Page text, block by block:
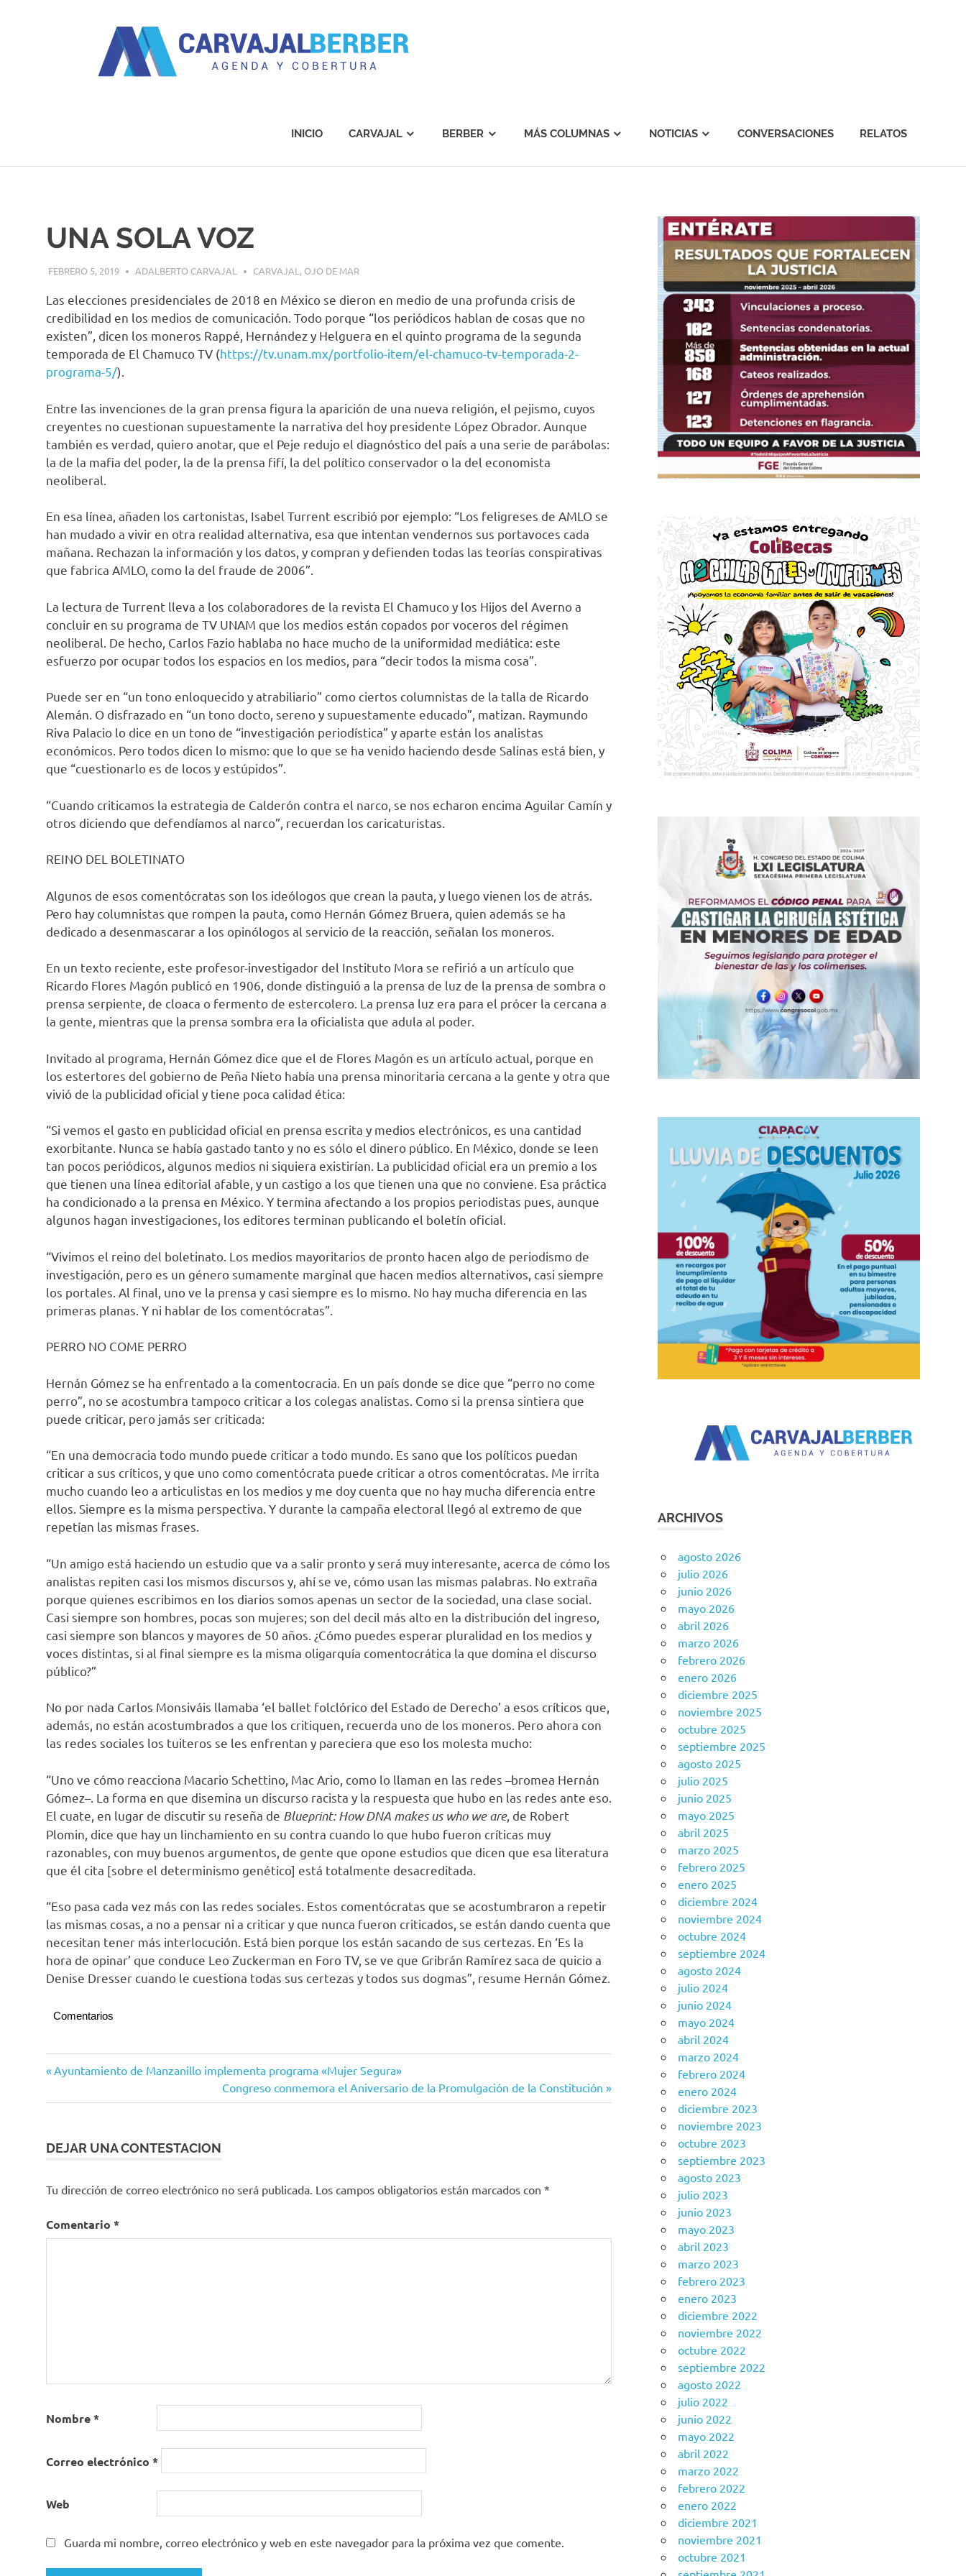
INICIO CARVAJAL BERBER MÁS COLUMNAS NOTICIAS CONVERSACIONES RELATOS
UNA SOLA VOZ
FEBRERO 5, 2019 ADALBERTO CARVAJAL CARVAJAL , OJO DE MAR
Las elecciones presidenciales de 2018 en México se dieron en medio de una profunda crisis de
credibilidad en los medios de comunicación. Todo porque “los periódicos hablan de cosas que no
existen”, dicen los moneros Rappé, Hernández y Helguera en el quinto programa de la segunda
temporada de El Chamuco TV (https://tv.unam.mx/portfolio-item/el-chamuco-tv-temporada-2-
programa-5/).
Entre las invenciones de la gran prensa figura la aparición de una nueva religión, el pejismo, cuyos
creyentes no cuestionan supuestamente la narrativa del hoy presidente López Obrador. Aunque
también es verdad, quiero anotar, que el Peje redujo el diagnóstico del país a una serie de parábolas:
la de la mafia del poder, la de la prensa fifí, la del político conservador o la del economista
neoliberal.
En esa línea, añaden los cartonistas, Isabel Turrent escribió por ejemplo: “Los feligreses de AMLO se
han mudado a vivir en otra realidad alternativa, esa que intentan vendernos sus portavoces cada
mañana. Rechazan la información y los datos, y compran y defienden todas las teorías conspirativas
que fabrica AMLO, como la del fraude de 2006”.
La lectura de Turrent lleva a los colaboradores de la revista El Chamuco y los Hijos del Averno a
concluir en su programa de TV UNAM que los medios están copados por voceros del régimen
neoliberal. De hecho, Carlos Fazio hablaba no hace mucho de la uniformidad mediática: este
esfuerzo por ocupar todos los espacios en los medios, para “decir todos la misma cosa”.
Puede ser en “un tono enloquecido y atrabiliario” como ciertos columnistas de la talla de Ricardo
Alemán. O disfrazado en “un tono docto, sereno y supuestamente educado”, matizan. Raymundo
Riva Palacio lo dice en un tono de “investigación periodística” y aparte están los analistas
económicos. Pero todos dicen lo mismo: que lo que se ha venido haciendo desde Salinas está bien, y
que “cuestionarlo es de locos y estúpidos”.
“Cuando criticamos la estrategia de Calderón contra el narco, se nos echaron encima Aguilar Camín y
otros diciendo que defendíamos al narco”, recuerdan los caricaturistas.
REINO DEL BOLETINATO
Algunos de esos comentócratas son los ideólogos que crean la pauta, y luego vienen los de atrás.
Pero hay columnistas que rompen la pauta, como Hernán Gómez Bruera, quien además se ha
dedicado a desenmascarar a los opinólogos al servicio de la reacción, señalan los moneros.
En un texto reciente, este profesor-investigador del Instituto Mora se refirió a un artículo que
Ricardo Flores Magón publicó en 1906, donde distinguió a la prensa de luz de la prensa de sombra o
prensa serpiente, de cloaca o fermento de estercolero. La prensa luz era para el prócer la cercana a
la gente, mientras que la prensa sombra era la oficialista que adula al poder.
Invitado al programa, Hernán Gómez dice que el de Flores Magón es un artículo actual, porque en
los estertores del gobierno de Peña Nieto había una prensa minoritaria cercana a la gente y otra que
vivió de la publicidad oficial y tiene poca calidad ética:
“Si vemos el gasto en publicidad oficial en prensa escrita y medios electrónicos, es una cantidad
exorbitante. Nunca se había gastado tanto y no es sólo el dinero público. En México, donde se leen
tan pocos periódicos, algunos medios ni siquiera existirían. La publicidad oficial era un premio a los
que tienen una línea editorial afable, y un castigo a los que tienen una que no conviene. Esa práctica
ha condicionado a la prensa en México. Y termina afectando a los propios periodistas pues, aunque
algunos hagan investigaciones, los editores terminan publicando el boletín oficial.
“Vivimos el reino del boletinato. Los medios mayoritarios de pronto hacen algo de periodismo de
investigación, pero es un género sumamente marginal que hacen medios alternativos, casi siempre
los portales. Al final, uno ve la prensa y casi siempre es lo mismo. No hay mucha diferencia en las
primeras planas. Y ni hablar de los comentócratas”.
PERRO NO COME PERRO
Hernán Gómez se ha enfrentado a la comentocracia. En un país donde se dice que “perro no come
perro”, no se acostumbra tampoco criticar a los colegas analistas. Como si la prensa sintiera que
puede criticar, pero jamás ser criticada:
“En una democracia todo mundo puede criticar a todo mundo. Es sano que los políticos puedan
criticar a sus críticos, y que uno como comentócrata puede criticar a otros comentócratas. Me irrita
mucho cuando leo a articulistas en los medios y me doy cuenta que no hay mucha diferencia entre
ellos. Siempre es la misma perspectiva. Y durante la campaña electoral llegó al extremo de que
repetían las mismas frases.
“Un amigo está haciendo un estudio que va a salir pronto y será muy interesante, acerca de cómo los
analistas repiten casi los mismos discursos y, ahí se ve, cómo usan las mismas palabras. No extraña
porque quienes escribimos en los diarios somos apenas un sector de la sociedad, una clase social.
Casi siempre son hombres, pocas son mujeres; son del decil más alto en la distribución del ingreso,
casi siempre son blancos y mayores de 50 años. ¿Cómo puedes esperar pluralidad en los medios y
voces distintas, si al final siempre es la misma oligarquía comentocrática la que domina el discurso
público?”
No por nada Carlos Monsiváis llamaba ‘el ballet folclórico del Estado de Derecho’ a esos críticos que,
además, no están acostumbrados a que los critiquen, recuerda uno de los moneros. Pero ahora con
las redes sociales los tuiteros se les enfrentan y pareciera que eso los molesta mucho:
“Uno ve cómo reacciona Macario Schettino, Mac Ario, como lo llaman en las redes –bromea Hernán
Gómez–. La forma en que disemina un discurso racista y la respuesta que hubo en las redes ante eso.
El cuate, en lugar de discutir su reseña de Blueprint: How DNA makes us who we are, de Robert
Plomin, dice que hay un linchamiento en su contra cuando lo que hubo fueron críticas muy
razonables, con muy buenos argumentos, de gente que opone estudios que dicen que esa literatura
que él cita [sobre el determinismo genético] está totalmente desacreditada.
“Eso pasa cada vez más con las redes sociales. Estos comentócratas que se acostumbraron a repetir
las mismas cosas, a no a pensar ni a criticar y que nunca fueron criticados, se están dando cuenta que
necesitan tener más interlocución. Está bien porque los están sacando de sus certezas. En ‘Es la
hora de opinar’ que conduce Leo Zuckerman en Foro TV, se ve que Gribrán Ramírez saca de quicio a
Denise Dresser cuando le cuestiona todas sus certezas y todos sus dogmas”, resume Hernán Gómez.
Comentarios
de
Navegación
de
Entrada
Ayuntamiento de Manzanillo implementa programa «Mujer Segura»
Siguiente
entrada:
Congreso conmemora el Aniversario de la Promulgación de la Constitución
DEJAR UNA CONTESTACION
Tu dirección de correo electrónico no será publicada. Los campos obligatorios están marcados con *
Comentario *
Nombre*
Correo electrónico *
Web
Guarda mi nombre, correo electrónico y web en este navegador para la próxima vez que comente.
ARCHIVOS
agosto 2026
julio 2026
junio 2026
mayo 2026
abril 2026
marzo 2026
febrero 2026
enero 2026
diciembre 2025
noviembre 2025
octubre 2025
septiembre 2025
agosto 2025
julio 2025
junio 2025
mayo 2025
abril 2025
marzo 2025
febrero 2025
enero 2025
diciembre 2024
noviembre 2024
octubre 2024
septiembre 2024
agosto 2024
julio 2024
junio 2024
mayo 2024
abril 2024
marzo 2024
febrero 2024
enero 2024
diciembre 2023
noviembre 2023
octubre 2023
septiembre 2023
agosto 2023
julio 2023
junio 2023
mayo 2023
abril 2023
marzo 2023
febrero 2023
enero 2023
diciembre 2022
noviembre 2022
octubre 2022
septiembre 2022
agosto 2022
julio 2022
junio 2022
mayo 2022
abril 2022
marzo 2022
febrero 2022
enero 2022
diciembre 2021
noviembre 2021
octubre 2021